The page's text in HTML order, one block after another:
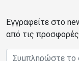
Εγγραφείτε στο
από τις
Email address